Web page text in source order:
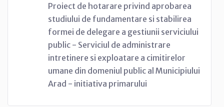
Proiect de hotarare privind aprobarea
studiului de fundamentare si stabilirea
formei de delegare a gestiunii serviciului
public - Serviciul de administrare
intretinere si exploatare a cimitirelor
umane din domeniul public al Municipiului
Arad - initiativa primarului